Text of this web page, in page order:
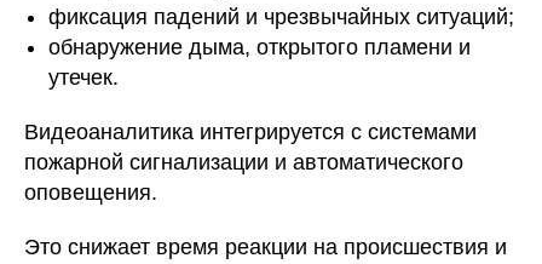
фиксация падений и чрезвычайных ситуаций;
обнаружение дыма, открытого пламени и
утечек.
Видеоаналитика интегрируется с системами
пожарной сигнализации и автоматического
оповещения.
Это снижает время реакции на происшествия и